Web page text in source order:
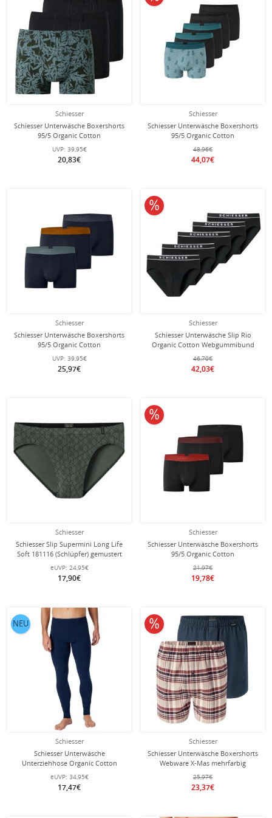
Schiesser
Schiesser Unterwäsche Boxershorts
95/5 Organic Cotton
schwarz/dunkelbraun Herren - 3
Stück
UVP: 39,95€
20,83€
Schiesser
Schiesser Unterwäsche Boxershorts
95/5 Organic Cotton
Webgummibund schwarz/grün
gemustert Herren - 5 Stück
48,96€
44,07€
Schiesser
Schiesser Unterwäsche Boxershorts
95/5 Organic Cotton
Webgummibund mehrfarbig
dunkelblau Herren - 3 Stück
UVP: 39,95€
25,97€
Schiesser
Schiesser Unterwäsche Slip Rio
Organic Cotton Webgummibund
95/5 schwarz Herren - 5 Stück
46,70€
42,03€
10% reduziert
Schiesser
Schiesser Slip Supermini Long Life
Soft 181116 (Schlüpfer) gemustert
dunkelgrün Herren - 1 Stück
eUVP: 24,95€
17,90€
Schiesser
Schiesser Unterwäsche Boxershorts
95/5 Organic Cotton
Webgummibund mehrfarbig
schwarz Herren - 3 Stück
21,97€
19,78€
10% reduziert
Schiesser
Schiesser Unterwäsche
Unterziehhose Organic Cotton
Elastisch 95/5 - dunkelblau Herren
eUVP: 34,95€
17,47€
NEU
Schiesser
Schiesser Unterwäsche Boxershorts
Webware X-Mas mehrfarbig
dunkelblau/braun Herren - 2 Stück
25,97€
23,37€
10% reduziert